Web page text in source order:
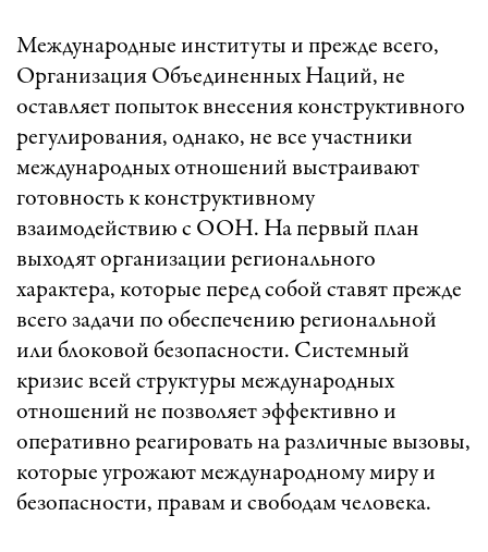
Международные институты и прежде всего,
Организация Объединенных Наций, не
оставляет попыток внесения конструктивного
регулирования, однако, не все участники
международных отношений выстраивают
готовность к конструктивному
взаимодействию с ООН. На первый план
выходят организации регионального
характера, которые перед собой ставят прежде
всего задачи по обеспечению региональной
или блоковой безопасности. Системный
кризис всей структуры международных
отношений не позволяет эффективно и
оперативно реагировать на различные вызовы,
которые угрожают международному миру и
безопасности, правам и свободам человека.